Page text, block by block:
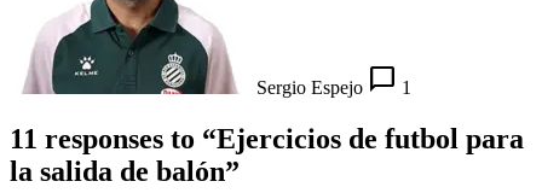
Sergio Espejo chat_bubble_outline 1
11 responses to “Ejercicios de futbol para
la salida de balón”